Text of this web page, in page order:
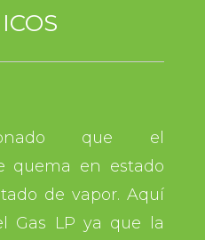
que el
quema en estado
de vapor. Aquí
Gas LP ya que la